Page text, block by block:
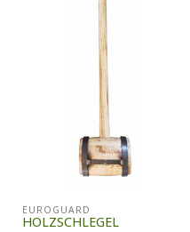
EUROGUARD
HOLZSCHLEGEL